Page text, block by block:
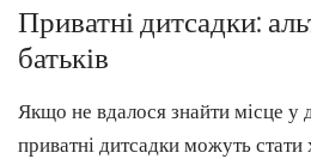
Приватні дитсадки:
батьків
Якщо не вдалося знайти місце у
приватні дитсадки можуть